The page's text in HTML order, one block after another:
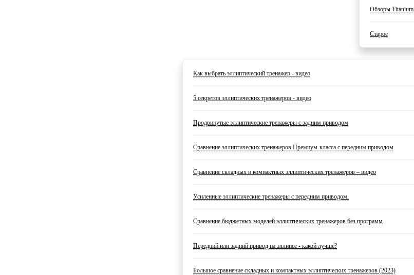
Обзоры Titanium
Старое
Как выбрать эллиптический тренажер - видео
5 секретов эллиптических тренажеров - видео
Продвинутые эллиптические тренажеры с задним приводом
Сравнение эллиптических тренажеров Премиум-класса с передним приводом
Сравнение складных и компактных эллиптических тренажеров – видео
Усиленные эллиптические тренажеры с передним приводом.
Сравнение бюджетных моделей эллиптических тренажеров без программ
Передний или задний привод на эллипсе - какой лучше?
Большое сравнение складных и компактных эллиптических тренажеров (2023)